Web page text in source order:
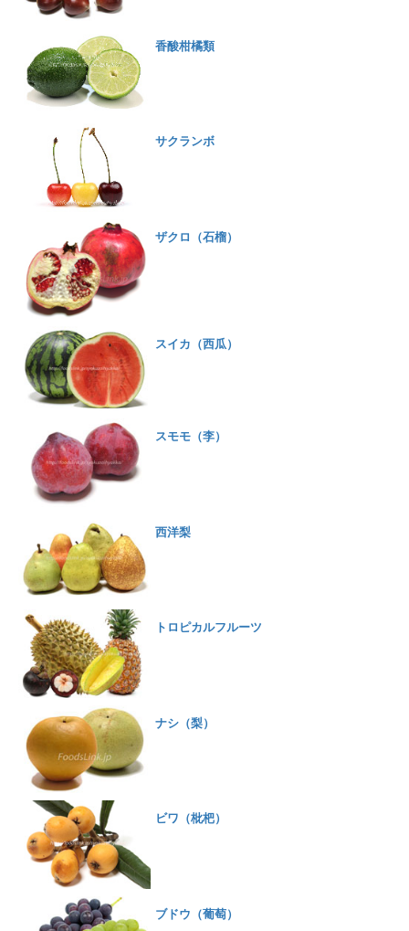
香酸柑橘類
サクランボ
ザクロ（石榴）
スイカ（西瓜）
スモモ（李）
西洋梨
トロピカルフルーツ
ナシ（梨）
ビワ（枇杷）
ブドウ（葡萄）